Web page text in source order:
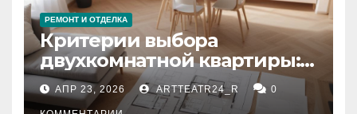
РЕМОНТ И ОТДЕЛКА
Критерии выбора
двухкомнатной квартиры:
планировка, площадь,
состояние и документация
АПР 23, 2026 ARTTEATR24_R 0